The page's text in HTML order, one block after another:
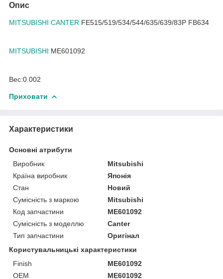
Опис
MITSUBISHI CANTER FE515/519/534/544/635/639/83P FB634
MITSUBISHI ME601092
Вес:0.002
Приховати
Характеристики
Основні атрибути
Виробник
Mitsubishi
Країна виробник
Японія
Стан
Новий
Сумісність з маркою
Mitsubishi
Код запчастини
ME601092
Сумісність з моделлю
Canter
Тип запчастини
Оригінал
Користувальницькі характеристики
Finish
ME601092
OEM
ME601092